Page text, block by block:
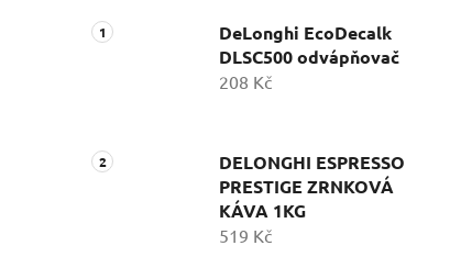
DeLonghi EcoDecalk
DLSC500 odvápňovač
208 Kč
DELONGHI ESPRESSO
PRESTIGE ZRNKOVÁ
KÁVA 1KG
519 Kč